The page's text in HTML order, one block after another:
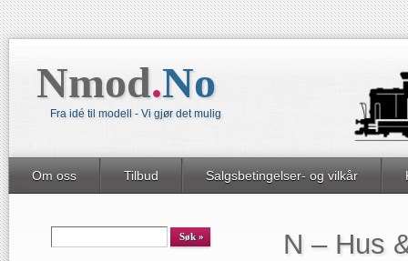
Nmod.No
Fra idé til modell - Vi gjør det mulig
Om oss Tilbud Salgsbetingelser- og vilkår
N – Hus